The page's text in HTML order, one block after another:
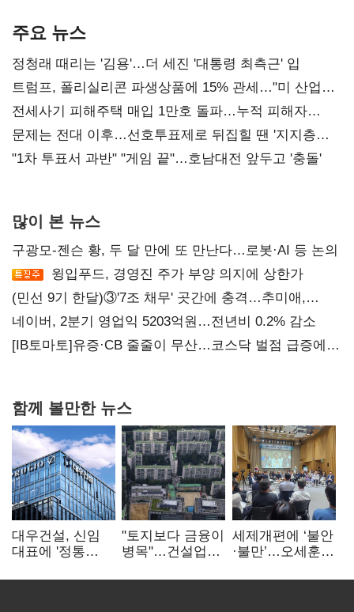
주요 뉴스
정청래 때리는 '김용'…더 세진 '대통령 최측근' 입
트럼프, 폴리실리콘 파생상품에 15% 관세…"미 산업
재건"
전세사기 피해주택 매입 1만호 돌파…누적 피해자
4만278명
문제는 전대 이후…선호투표제로 뒤집힐 땐 '지지층
불복'
"1차 투표서 과반" "게임 끝"…호남대전 앞두고 '충돌'
많이 본 뉴스
구광모-젠슨 황, 두 달 만에 또 만난다…로봇·AI 등 논의
윙입푸드, 경영진 주가 부양 의지에 상한가
(민선 9기 한달)③'7조 채무' 곳간에 충격…추미애,
20년만에 '비상재정' 선언 승부수
네이버, 2분기 영업익 5203억원…전년비 0.2% 감소
[IB토마토]유증·CB 줄줄이 무산…코스닥 벌점 급증에
함께 볼만한 뉴스
대우건설, 신임
대표에 '정통
부사장 내정
"토지보다 금융이
병목"…건설업계,
해소 목소리
세제개편에 ‘불안
·불만’…오세훈
더 힘들어질 것"